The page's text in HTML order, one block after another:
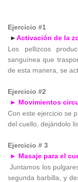
Ejercicio #1
► Activación de la
Los pellizcos
sanguínea que
de esta manera, se
Ejercicio #2
► Movimientos
Con este ejercicio se
del cuello, dejándolo
Ejercicio # 3
► Masaje para el
Juntamos los
segunda barbilla, y